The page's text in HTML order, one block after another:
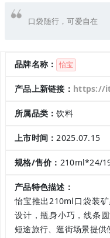
口袋随行，可爱自在
品牌名称： 怡宝
产品上新链接： https://
所属品类：饮料
上市时间：2025.07.15
规格/售价： 210ml*24/
产品特色描述：
怡宝推出210ml口袋装
设计，瓶身小巧，线条
短途旅行、逛街场景提供